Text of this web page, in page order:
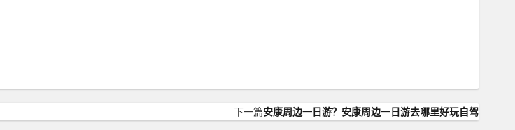
下一篇安康周边一日游？安康周边一日游去哪里好玩自驾